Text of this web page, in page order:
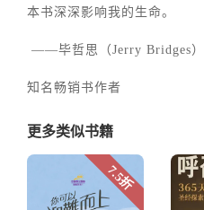
本书深深影响我的生命。
——毕哲思（Jerry Bridges）
知名畅销书作者
更多类似书籍